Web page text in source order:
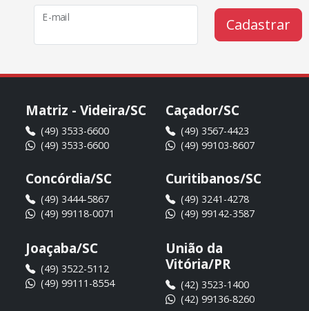
E-mail Cadastrar
Matriz - Videira/SC
(49) 3533-6600
(49) 3533-6600
Caçador/SC
(49) 3567-4423
(49) 99103-8607
Concórdia/SC
(49) 3444-5867
(49) 99118-0071
Curitibanos/SC
(49) 3241-4278
(49) 99142-3587
Joaçaba/SC
(49) 3522-5112
(49) 99111-8554
União da
Vitória/PR
(42) 3523-1400
(42) 99136-8260